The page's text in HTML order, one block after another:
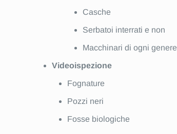
Casche
Serbatoi interrati e non
Macchinari di ogni genere
Videoispezione
Fognature
Pozzi neri
Fosse biologiche